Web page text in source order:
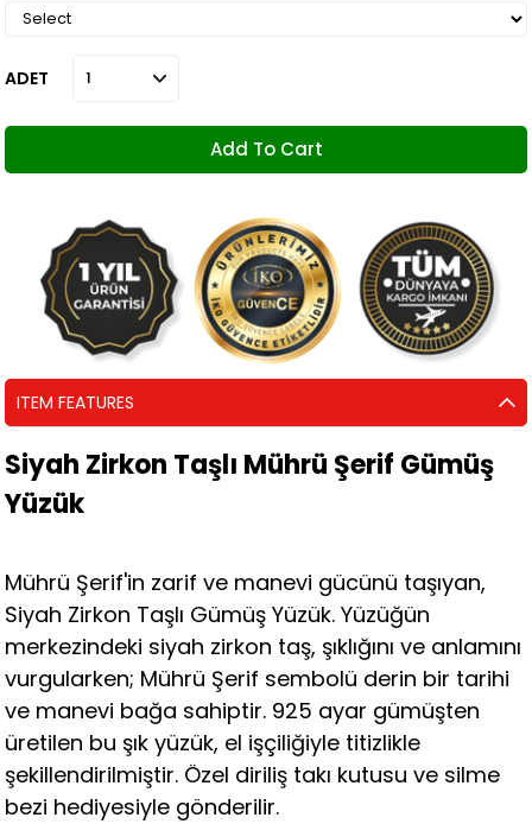
ADET
ITEM FEATURES
Siyah Zirkon Taşlı Mührü Şerif Gümüş
Yüzük
Mührü Şerif'in zarif ve manevi gücünü taşıyan,
Siyah Zirkon Taşlı Gümüş Yüzük. Yüzüğün
merkezindeki siyah zirkon taş, şıklığını ve anlamını
vurgularken; Mührü Şerif sembolü derin bir tarihi
ve manevi bağa sahiptir. 925 ayar gümüşten
üretilen bu şık yüzük, el işçiliğiyle titizlikle
şekillendirilmiştir. Özel diriliş takı kutusu ve silme
bezi hediyesiyle gönderilir.